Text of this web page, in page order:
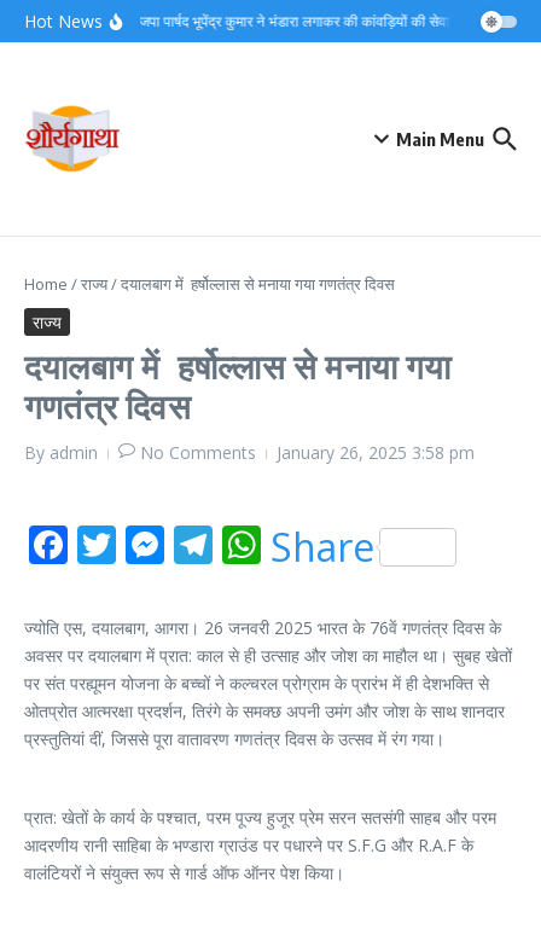
Skip to content
Hot Newsसमाजसेवी भाजपा पार्षद भूपेंद्र कुमार ने भंडारा लगाकर की कांवड़ियों की सेवा,देखें वीडियो
Main Menu
Home /राज्य/दयालबाग में हर्षोल्लास से मनाया गया गणतंत्र दिवस
राज्य
दयालबाग में हर्षोल्लास से मनाया गया
गणतंत्र दिवस
By admin No Comments January 26, 2025 3:58 pm
Facebook
Twitter
Messenger
Telegram
WhatsApp
Share
ज्योति एस, दयालबाग, आगरा। 26 जनवरी 2025 भारत के 76वें गणतंत्र दिवस के
अवसर पर दयालबाग में प्रात: काल से ही उत्साह और जोश का माहौल था। सुबह खेतों
पर संत परह्यूमन योजना के बच्चों ने कल्चरल प्रोग्राम के प्रारंभ में ही देशभक्ति से
ओतप्रोत आत्मरक्षा प्रदर्शन, तिरंगे के समक्छ अपनी उमंग और जोश के साथ शानदार
प्रस्तुतियां दीं, जिससे पूरा वातावरण गणतंत्र दिवस के उत्सव में रंग गया।
प्रात: खेतों के कार्य के पश्चात, परम पूज्य हुजूर प्रेम सरन सतसंगी साहब और परम
आदरणीय रानी साहिबा के भण्डारा ग्राउंड पर पधारने पर S.F.G और R.A.F के
वालंटियरों ने संयुक्त रूप से गार्ड ऑफ ऑनर पेश किया।